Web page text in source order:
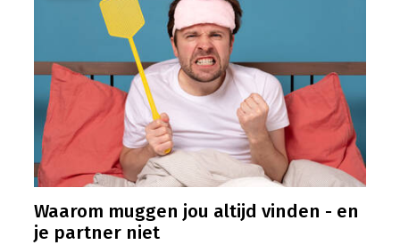
Waarom muggen jou altijd vinden - en
je partner niet